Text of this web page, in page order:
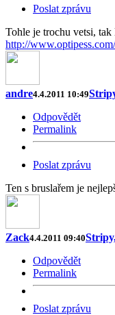
Poslat zprávu
Tohle je trochu vetsi, tak
http://
andre4.4.2011 10:49
Odpovědět
Permalink
Poslat zprávu
Ten s bruslařem je
Zack4.4.2011 09:40
Odpovědět
Permalink
Poslat zprávu